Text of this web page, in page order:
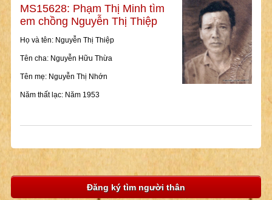
MS15628: Phạm Thị Minh tìm
em chồng Nguyễn Thị Thiệp
Họ và tên: Nguyễn Thị Thiệp
Tên cha: Nguyễn Hữu Thừa
Tên mẹ: Nguyễn Thị Nhớn
Năm thất lạc: Năm 1953
Đăng ký tìm người thân